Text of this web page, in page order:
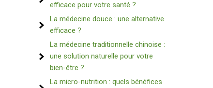
efficace pour votre santé ?
La médecine douce : une alternative
efficace ?
La médecine traditionnelle chinoise :
une solution naturelle pour votre
bien-être ?
La micro-nutrition : quels bénéfices